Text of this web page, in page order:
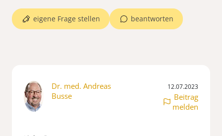
beantworten
eigene Frage stellen
Dr. med. Andreas
Busse
12.07.2023
Beitrag
melden